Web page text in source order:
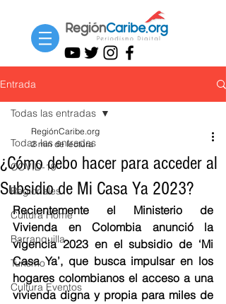
Entrada
Todas las entradas
COVID-19
Regionales
Cultura Home
Barranquilla
Turismo
Cultura Eventos
Todas las entradas
¿Cómo debo hacer para acceder al
Subsidio de Mi Casa Ya 2023?
RegiónCaribe.org
2 min de lectura
Recientemente el Ministerio de
Vivienda en Colombia anunció la
vigencia 2023 en el subsidio de ‘Mi
Casa Ya’, que busca impulsar en los
hogares colombianos el acceso a una
vivienda digna y propia para miles de